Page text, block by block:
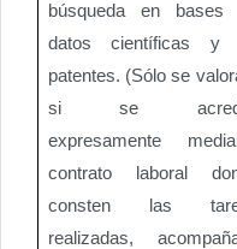
búsqueda en bases
datos científicas y
patentes. (Sólo se
si se
expresamente
contrato laboral
consten las
realizadas,